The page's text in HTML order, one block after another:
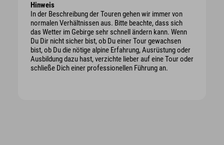
Hinweis
In der Beschreibung der Touren gehen wir immer von
normalen Verhältnissen aus. Bitte beachte, dass sich
das Wetter im Gebirge sehr schnell ändern kann. Wenn
Du Dir nicht sicher bist, ob Du einer Tour gewachsen
bist, ob Du die nötige alpine Erfahrung, Ausrüstung oder
Ausbildung dazu hast, verzichte lieber auf eine Tour oder
schließe Dich einer professionellen Führung an.